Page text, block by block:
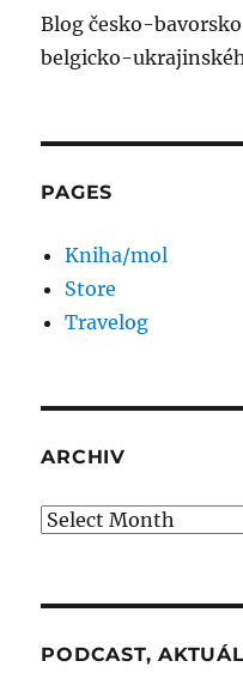
Blog česko-
belgicko-
PAGES
Kniha/mol
Store
Travelog
ARCHIV
Archiv
PODCAST,